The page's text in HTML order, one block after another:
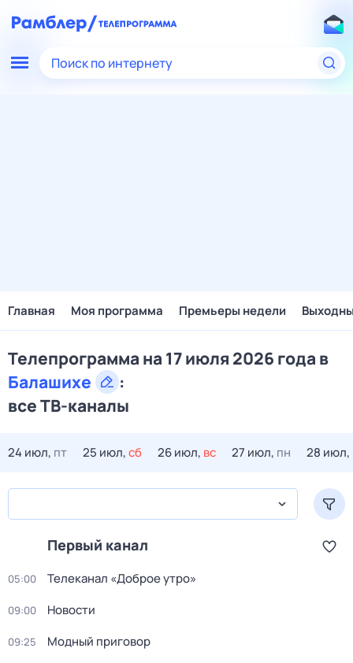
Поиск по интернету
Главная Моя программа Премьеры недели
Телепрограмма на 17 июля 2026 года в
Балашихе
:
все ТВ-каналы
24 июл, пт 25 июл,сб 26 июл, вс 27 июл, пн 28 июл,
Первый канал
05:00 Телеканал «Доброе утро»
09:00 Новости
09:25 Модный приговор